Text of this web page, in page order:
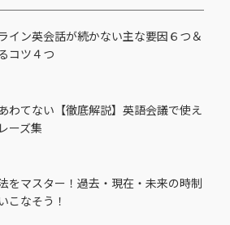
イン英会話が続かない主な要因６つ＆
コツ４つ
わてない【徹底解説】英語会議で使え
ーズ集
をマスター！過去・現在・未来の時制
こなそう！